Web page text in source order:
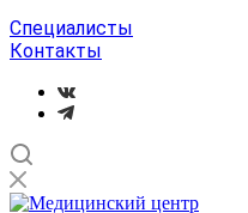
Специалисты
Контакты